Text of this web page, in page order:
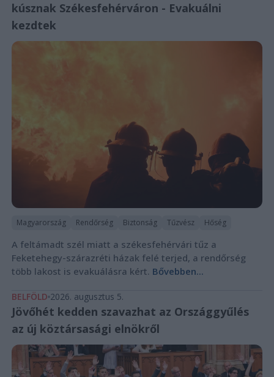
kúsznak Székesfehérváron - Evakuálni
kezdtek
Magyarország Rendőrség Biztonság Tűzvész Hőség
A feltámadt szél miatt a székesfehérvári tűz a
Feketehegy-szárazréti házak felé terjed, a rendőrség
több lakost is evakuálásra kért. Bővebben...
BELFÖLD 2026. augusztus 5.
Jövőhét kedden szavazhat az Országgyűlés
az új köztársasági elnökről